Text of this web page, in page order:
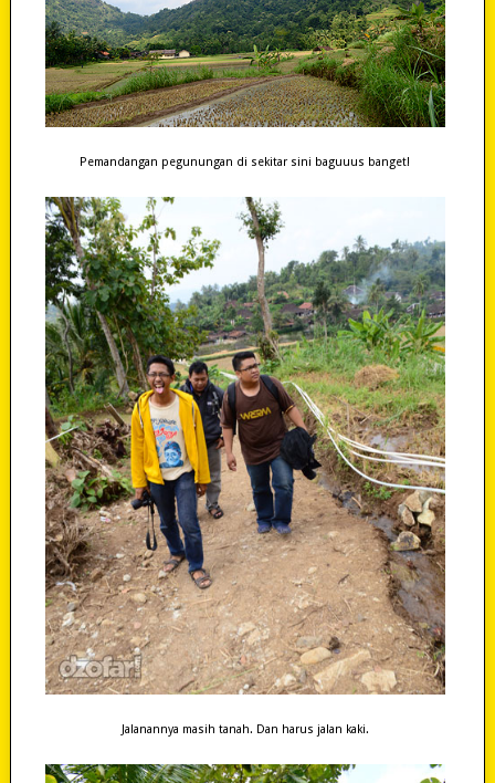
Pemandangan pegunungan di sekitar sini baguuus banget!
Jalanannya masih tanah. Dan harus jalan kaki.